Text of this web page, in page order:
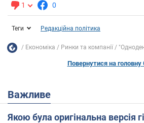
1 0
Теги Редакційна політика
Економіка Ринки та компанії
Повернутися на головну
Важливе
Якою була оригінальна версія